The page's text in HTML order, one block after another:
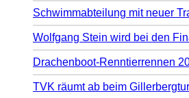
Schwimmabteilung mit neuer
Wolfgang Stein wird bei den
Drachenboot-Renntierrennen
TVK räumt ab beim